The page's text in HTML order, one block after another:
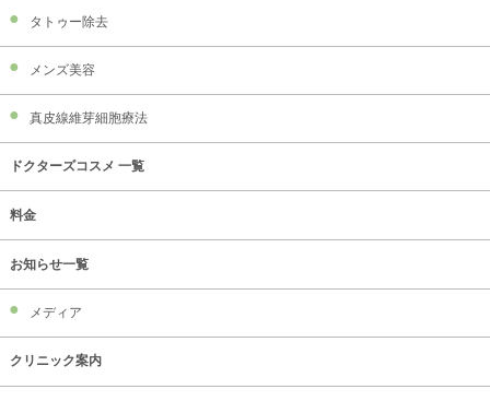
タトゥー除去
メンズ美容
真皮線維芽細胞療法
ドクターズコスメ 一覧
料金
お知らせ一覧
メディア
クリニック案内